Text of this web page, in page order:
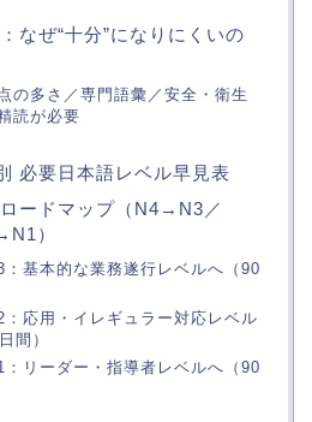
なぜ“十分”になりにくいの
の多さ／専門語彙／安全・衛生
読が必要
必要日本語レベル早見表
ードマップ（N4→N3／
）
基本的な業務遂行レベルへ（90
応用・イレギュラー対応レベル
間）
リーダー・指導者レベルへ（90